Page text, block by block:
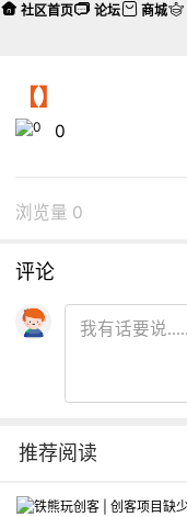
【】
0
浏览量 0
评论
推荐阅读
社区首页 论坛 商城